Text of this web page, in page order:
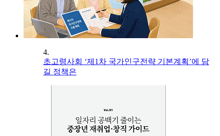
4.
초고령사회 ‘제1차 국가인구전략 기본계획’에 담
길 정책은